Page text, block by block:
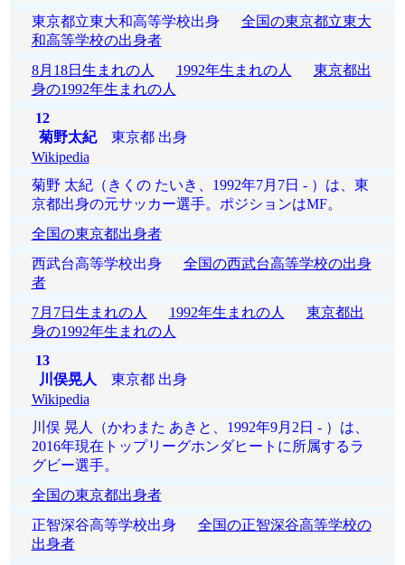
東京都立東大和高等学校出身 全国の東京都立東大
和高等学校の出身者
8月18日生まれの人
1992年生まれの人
東京都出
身の1992年生まれの人
12
菊野太紀東京都 出身
Wikipedia
菊野 太紀（きくの たいき、1992年7月7日 - ）は、東
京都出身の元サッカー選手。ポジションはMF。
全国の東京都出身者
西武台高等学校出身 全国の西武台高等学校の出身
者
7月7日生まれの人
1992年生まれの人
東京都出
身の1992年生まれの人
13
川俣晃人 東京都 出身
Wikipedia
川俣 晃人（かわまた あきと、1992年9月2日 - ）は、
2016年現在トップリーグホンダヒートに所属するラ
グビー選手。
全国の東京都出身者
正智深谷高等学校出身 全国の正智深谷高等学校の
出身者